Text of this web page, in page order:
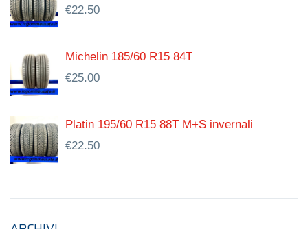
€22.50
Michelin 185/60 R15 84T
€25.00
Platin 195/60 R15 88T M+S invernali
€22.50